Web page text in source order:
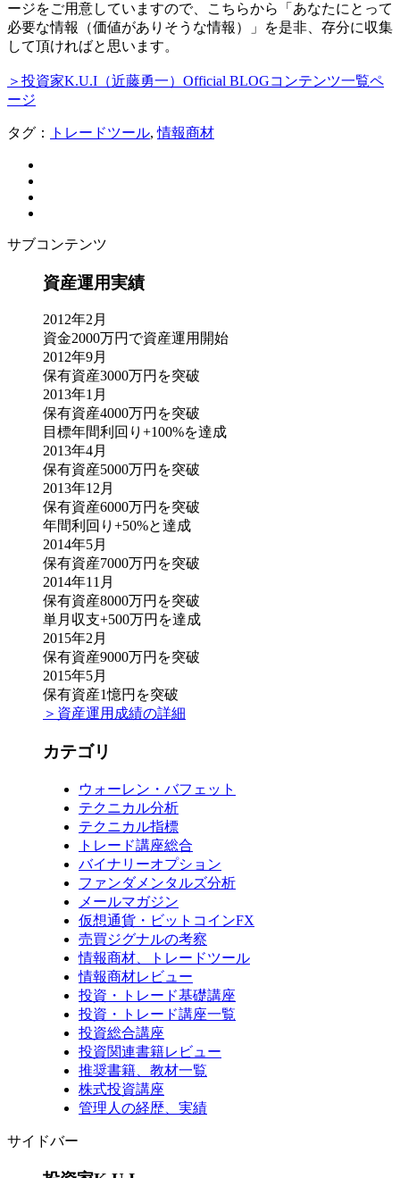
ージをご用意していますので、こちらから「あなたにとって
必要な情報（価値がありそうな情報）」を是非、存分に収集
して頂ければと思います。
＞投資家K.U.I（近藤勇一）Official BLOGコンテンツ一覧ペ
ージ
タグ： トレードツール,情報商材
サブコンテンツ
資産運用実績
2012年2月
資金2000万円で資産運用開始
2012年9月
保有資産3000万円を突破
2013年1月
保有資産4000万円を突破
目標年間利回り+100%を達成
2013年4月
保有資産5000万円を突破
2013年12月
保有資産6000万円を突破
年間利回り+50%と達成
2014年5月
保有資産7000万円を突破
2014年11月
保有資産8000万円を突破
単月収支+500万円を達成
2015年2月
保有資産9000万円を突破
2015年5月
保有資産1憶円を突破
＞資産運用成績の詳細
カテゴリ
ウォーレン・バフェット
テクニカル分析
テクニカル指標
トレード講座総合
バイナリーオプション
ファンダメンタルズ分析
メールマガジン
仮想通貨・ビットコインFX
売買ジグナルの考察
情報商材、トレードツール
情報商材レビュー
投資・トレード基礎講座
投資・トレード講座一覧
投資総合講座
投資関連書籍レビュー
推奨書籍、教材一覧
株式投資講座
管理人の経歴、実績
サイドバー